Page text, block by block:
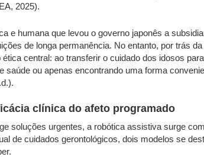
2025).
e humana que levou o governo japonês a
de longa permanência. No entanto, por trás
central: ao transferir o cuidado dos idosos
saúde ou apenas encontrando uma forma
clínica do afeto programado
soluções urgentes, a robótica assistiva surge
de cuidados gerontológicos, dois modelos se